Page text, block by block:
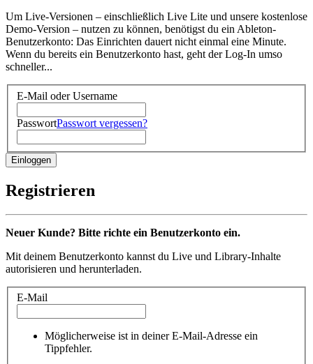
Um Live-Versionen – einschließlich Live Lite und unsere kostenlose
Demo-Version – nutzen zu können, benötigst du ein Ableton-
Benutzerkonto: Das Einrichten dauert nicht einmal eine Minute.
Wenn du bereits ein Benutzerkonto hast, geht der Log-In umso
schneller...
E-Mail oder Username
PasswortPasswort vergessen?
Registrieren
Neuer Kunde? Bitte richte ein Benutzerkonto ein.
Mit deinem Benutzerkonto kannst du Live und Library-Inhalte
autorisieren und herunterladen.
E-Mail
Möglicherweise ist in deiner E-Mail-Adresse ein
Tippfehler.